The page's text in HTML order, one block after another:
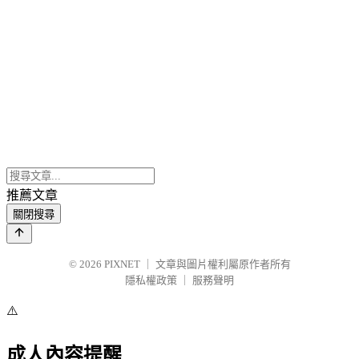
推薦文章
關閉搜尋
© 2026 PIXNET
文章與圖片權利屬原作者所有
隱私權政策
服務聲明
⚠️
成人內容提醒